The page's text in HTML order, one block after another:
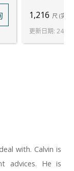
1,216 尺 (实
更新日期:
with. Calvin is
advices. He is